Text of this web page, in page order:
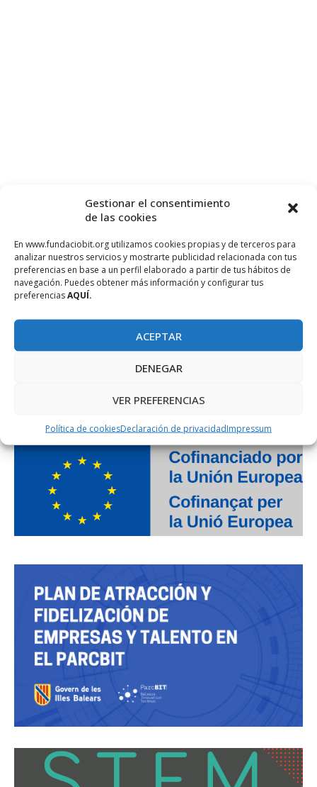
Gestionar el consentimiento
de las cookies
En www.fundaciobit.org utilizamos cookies propias y de terceros para
analizar nuestros servicios y mostrarte publicidad relacionada con tus
preferencias en base a un perfil elaborado a partir de tus hábitos de
navegación. Puedes obtener más información y configurar tus
preferenciasAQUÍ.
ACEPTAR
DENEGAR
VER PREFERENCIAS
Política de cookiesDeclaración de privacidadImpressum